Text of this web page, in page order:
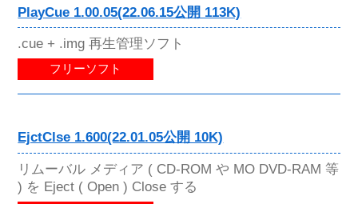
PlayCue 1.00.05(22.06.15公開 113K)
.cue + .img 再生管理ソフト
フリーソフト
EjctClse 1.600(22.01.05公開 10K)
リムーバル メディア ( CD-ROM や MO DVD-RAM 等
) を Eject ( Open ) Close する